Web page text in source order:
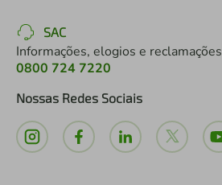
SAC
Informações, elogios e reclamações
0800 724 7220
Nossas Redes Sociais